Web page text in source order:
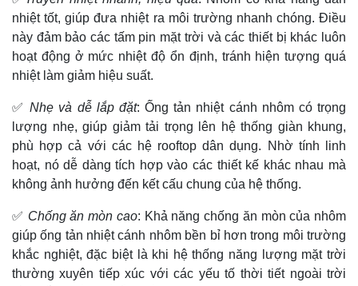
nhiệt tốt, giúp đưa nhiệt ra môi trường nhanh chóng. Điều
này đảm bảo các tấm pin mặt trời và các thiết bị khác luôn
hoạt động ở mức nhiệt độ ổn định, tránh hiện tượng quá
nhiệt làm giảm hiệu suất.
✅Nhẹ và dễ lắp đặt: Ống tản nhiệt cánh nhôm có trọng
lượng nhẹ, giúp giảm tải trọng lên hệ thống giàn khung,
phù hợp cả với các hệ rooftop dân dụng. Nhờ tính linh
hoạt, nó dễ dàng tích hợp vào các thiết kế khác nhau mà
không ảnh hưởng đến kết cấu chung của hệ thống.
✅ Chống ăn mòn cao: Khả năng chống ăn mòn của nhôm
giúp ống tản nhiệt cánh nhôm bền bỉ hơn trong môi trường
khắc nghiệt, đặc biệt là khi hệ thống năng lượng mặt trời
thường xuyên tiếp xúc với các yếu tố thời tiết ngoài trời